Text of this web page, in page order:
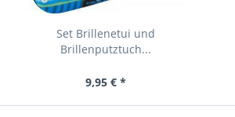
Set Brillenetui und
Brillenputztuch...
9,95 € *